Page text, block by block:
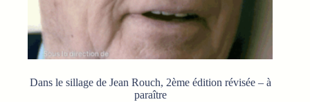
Dans le sillage de Jean Rouch, 2ème édition révisée – à
paraître